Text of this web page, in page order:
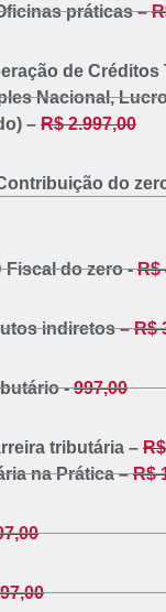
práticas –
de Créditos
Nacional,
– R$ 2.997,00
do
Fiscal do zero -R$
indiretos –R$
-997,00
tributária –
na Prática –R$